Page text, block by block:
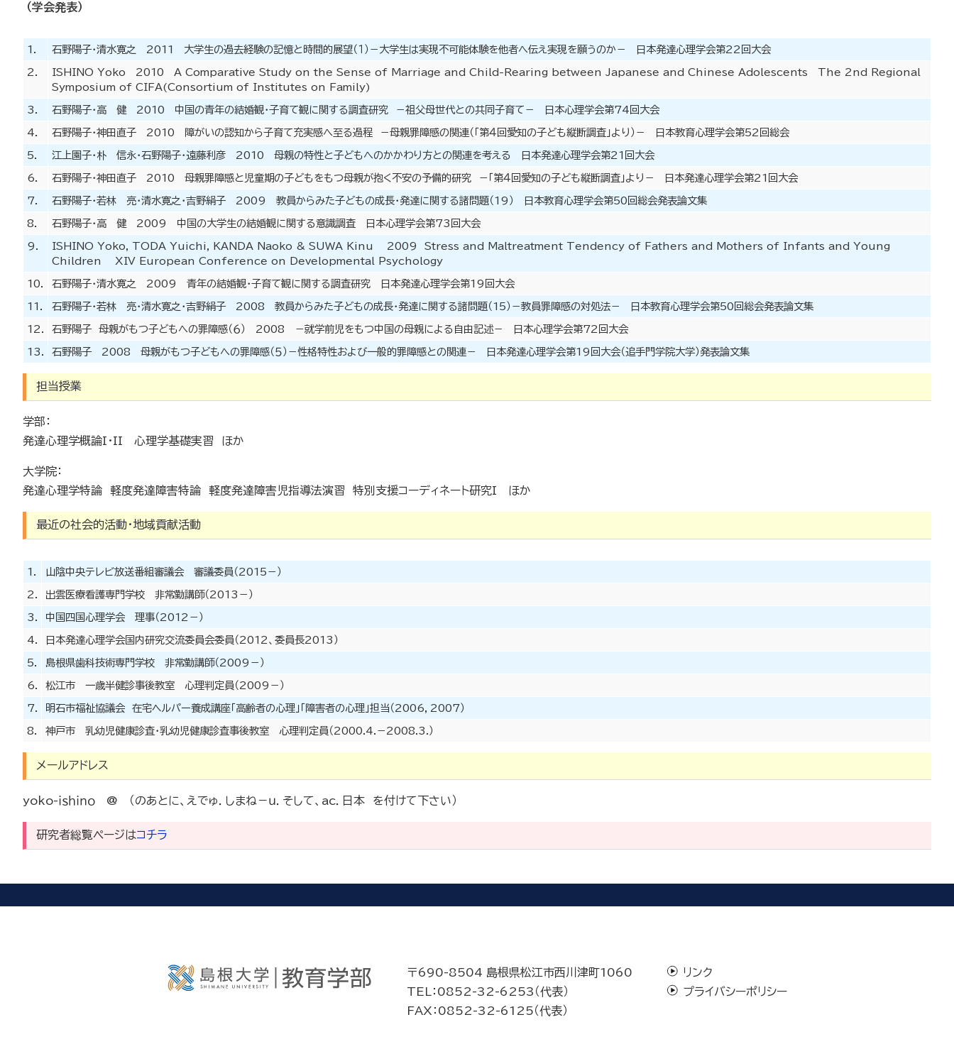
（学会発表）
1. 石野陽子・清水寛之 2011 大学生の過去経験の記憶と時間的展望（１）－大学生は実現不可能体験を他者へ伝え実現を願うのか－ 日本発達心理学会第22回大会
2.
ISHINO Yoko 2010 A Comparative Study on the Sense of Marriage and Child-Rearing between Japanese and Chinese Adolescents The 2nd Regional
Symposium of CIFA(Consortium of Institutes on Family)
3. 石野陽子・高 健 2010 中国の青年の結婚観・子育て観に関する調査研究 －祖父母世代との共同子育て－ 日本心理学会第74回大会
4. 石野陽子・神田直子 2010 障がいの認知から子育て充実感へ至る過程 －母親罪障感の関連（「第４回愛知の子ども縦断調査」より）－ 日本教育心理学会第52回総会
5. 江上園子・朴 信永・石野陽子・遠藤利彦 2010 母親の特性と子どもへのかかわり方との関連を考える 日本発達心理学会第21回大会
6. 石野陽子・神田直子 2010 母親罪障感と児童期の子どもをもつ母親が抱く不安の予備的研究 －「第４回愛知の子ども縦断調査」より－ 日本発達心理学会第21回大会
7. 石野陽子・若林 亮・清水寛之・吉野絹子 2009 教員からみた子どもの成長・発達に関する諸問題（19） 日本教育心理学会第50回総会発表論文集
8. 石野陽子・高 健 2009 中国の大学生の結婚観に関する意識調査 日本心理学会第73回大会
9.
ISHINO Yoko, TODA Yuichi, KANDA Naoko & SUWA Kinu 2009 Stress and Maltreatment Tendency of Fathers and Mothers of Infants and Young
Children XIV European Conference on Developmental Psychology
10. 石野陽子・清水寛之 2009 青年の結婚観・子育て観に関する調査研究 日本発達心理学会第19回大会
11. 石野陽子・若林 亮・清水寛之・吉野絹子 2008 教員からみた子どもの成長・発達に関する諸問題（15）－教員罪障感の対処法－ 日本教育心理学会第50回総会発表論文集
12. 石野陽子 母親がもつ子どもへの罪障感（６） 2008 －就学前児をもつ中国の母親による自由記述－ 日本心理学会第72回大会
13. 石野陽子 2008 母親がもつ子どもへの罪障感（５）－性格特性および一般的罪障感との関連－ 日本発達心理学会第19回大会（追手門学院大学）発表論文集
担当授業
学部：
発達心理学概論I・II 心理学基礎実習 ほか
大学院：
発達心理学特論 軽度発達障害特論 軽度発達障害児指導法演習 特別支援コーディネート研究I ほか
最近の社会的活動・地域貢献活動
1. 山陰中央テレビ放送番組審議会 審議委員（2015－）
2. 出雲医療看護専門学校 非常勤講師（2013－）
3. 中国四国心理学会 理事（2012－）
4. 日本発達心理学会国内研究交流委員会委員（2012、委員長2013）
5. 島根県歯科技術専門学校 非常勤講師（2009－）
6. 松江市 一歳半健診事後教室 心理判定員（2009－）
7. 明石市福祉協議会 在宅ヘルパー養成講座「高齢者の心理」「障害者の心理」担当（2006，2007）
8. 神戸市 乳幼児健康診査・乳幼児健康診査事後教室 心理判定員（2000.4.－2008.3.）
メールアドレス
yoko-ｉｓｈｉｎｏ @ （のあとに、えでゅ．しまね－ｕ．そして、ac．日本 を付けて下さい）
研究者総覧ページはコチラ
〒690-8504 島根県松江市西川津町1060
TEL：0852-32-6253（代表）
FAX：0852-32-6125（代表）
リンク
プライバシーポリシー